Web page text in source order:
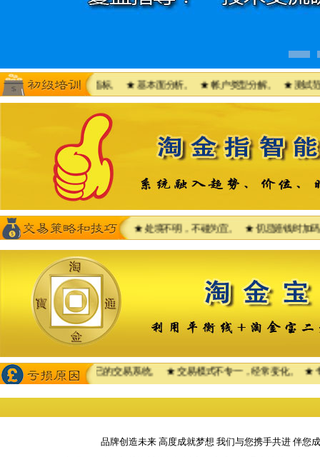
--抛物点指标。 ★ 基本面分析。 ★ 帐户类型分解。 ★ 测试范围（
获利的时机。 ★ 处境不明，不碰为宜。 ★ 切忌赔钱时加码 ★
复执行自己的交易系统。 ★ 交易模式不专一，经常变化。 ★ 专注
品牌创造未来 高度成就梦想 我们与您携手共进 伴您